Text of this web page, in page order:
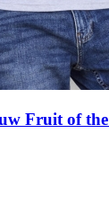
Fruit of